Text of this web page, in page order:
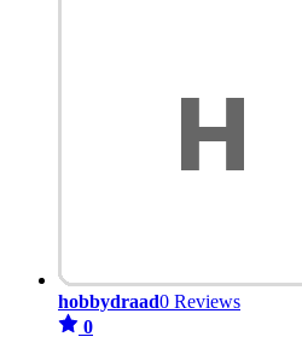
hobbydraad0 Reviews
0